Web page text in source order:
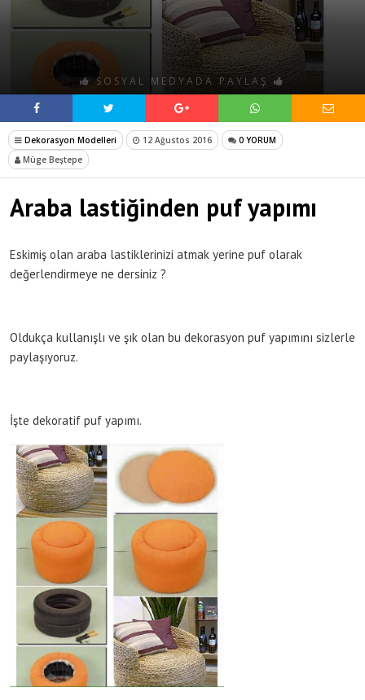
SOSYAL MEDYADA PAYLAŞ
Dekorasyon Modelleri 12 Ağustos 2016
0 YORUM
Müge Beştepe
Araba lastiğinden puf yapımı
Eskimiş olan araba lastiklerinizi atmak yerine puf olarak
değerlendirmeye ne dersiniz ?
Oldukça kullanışlı ve şık olan bu dekorasyon puf yapımını sizlerle
paylaşıyoruz.
İşte dekoratif puf yapımı.